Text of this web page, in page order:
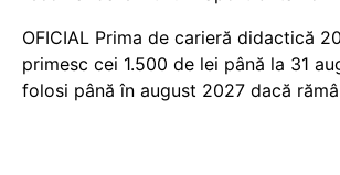
OFICIAL Prima de carieră didactică
primesc cei 1.500 de lei până la 31
folosi până în august 2027 dacă